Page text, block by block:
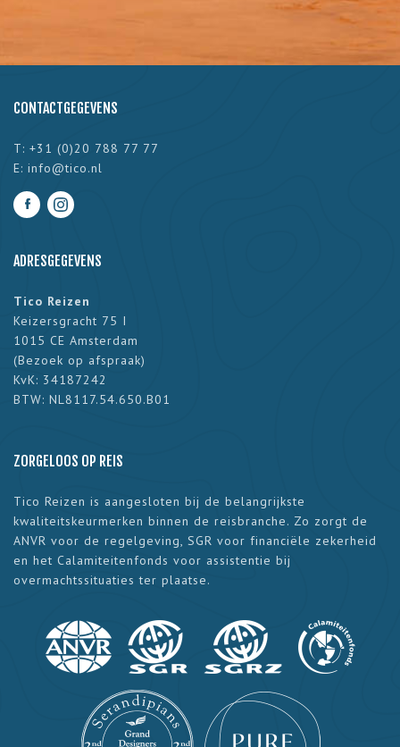
CONTACTGEGEVENS
T: +31 (0)20 788 77 77
E: info@tico.nl
ADRESGEGEVENS
Tico Reizen
Keizersgracht 75 I
1015 CE Amsterdam
(Bezoek op afspraak)
KvK: 34187242
BTW: NL8117.54.650.B01
ZORGELOOS OP REIS
Tico Reizen is aangesloten bij de belangrijkste
kwaliteitskeurmerken binnen de reisbranche. Zo zorgt de
ANVR voor de regelgeving, SGR voor financiële zekerheid
en het Calamiteitenfonds voor assistentie bij
overmachtssituaties ter plaatse.